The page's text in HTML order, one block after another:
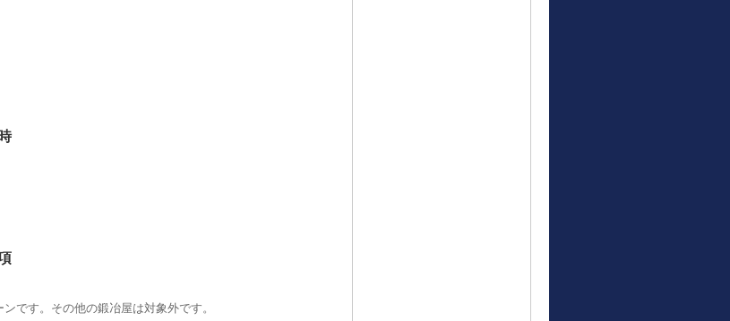
です。その他の鍛冶屋は対象外です。